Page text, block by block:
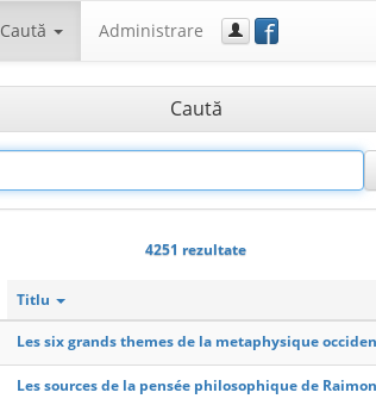
Caută Administrare f
Caută
4251 rezultate
Titlu
Les six grands themes de la metaphysique
Les sources de la pensée philosophique de